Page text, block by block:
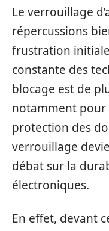
Le verrouillage
répercussions
frustration
constante des
blocage est de
notamment pour
protection des
verrouillage
débat sur la
électroniques.
En effet, devant